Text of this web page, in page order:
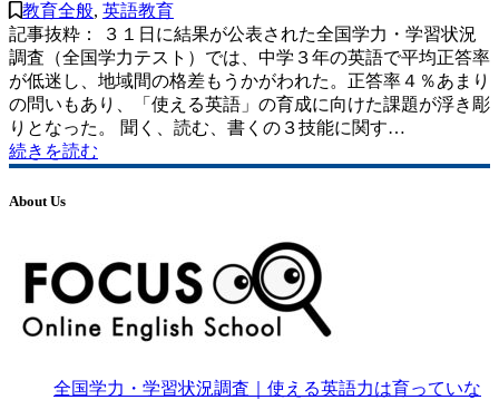
教育全般, 英語教育
記事抜粋： ３１日に結果が公表された全国学力・学習状況
調査（全国学力テスト）では、中学３年の英語で平均正答率
が低迷し、地域間の格差もうかがわれた。正答率４％あまり
の問いもあり、「使える英語」の育成に向けた課題が浮き彫
りとなった。 聞く、読む、書くの３技能に関す…
続きを読む
About Us
全国学力・学習状況調査｜使える英語力は育っていな